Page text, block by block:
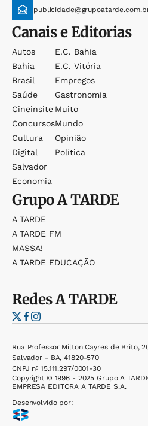
Canais e Editorias
Autos
Bahia
Brasil
Saúde
Cineinsite
Concursos
Cultura
Digital
Salvador
Economia
E.c. Bahia
E.c. Vitória
Empregos
Gastronomia
Muito
Mundo
Opinião
Política
GrupoA TARDE
A TARDE
A TARDE FM
MASSA!
A TARDE EDUCAÇÃO
RedesA TARDE
Rua Professor Milton Cayres de Brito,
Salvador - BA, 41820-570
CNPJ nº 15.111.297/0001-30
Copyright © 1996 - 2025 Grupo A
EMPRESA EDITORA A TARDE S.A.
Desenvolvido por: